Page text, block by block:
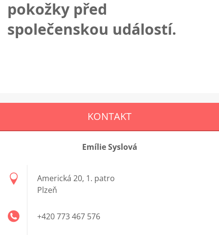
pokožky před
společenskou událostí.
KONTAKT
Emílie Syslová
Americká 20, 1. patro
Plzeň
+420 773 467 576